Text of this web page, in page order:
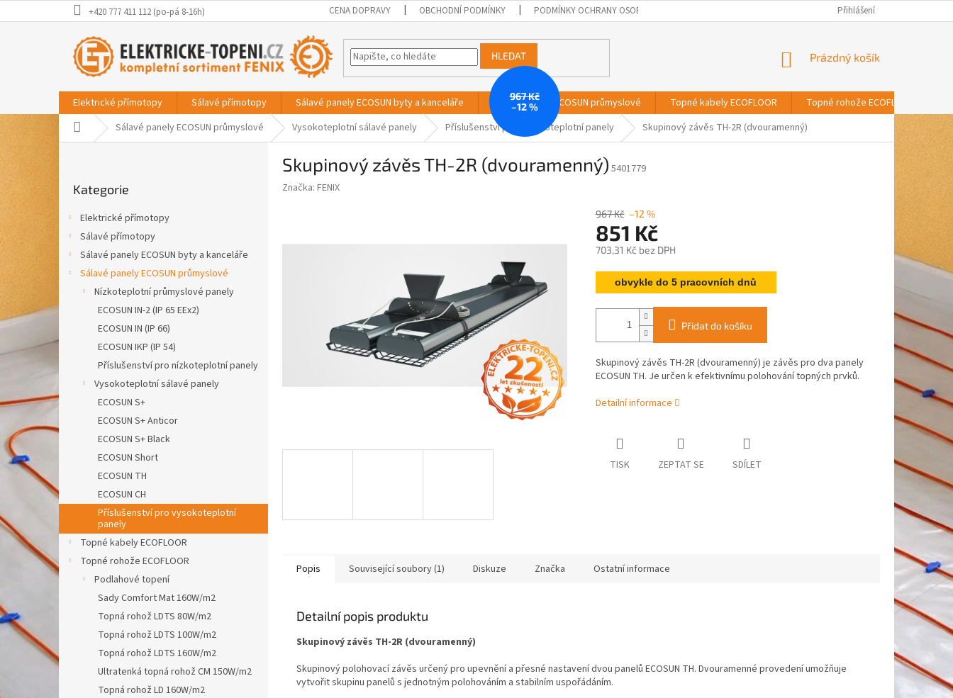
na
+420 777 411 112 (po-pá 8-16h) CENA DOPRAVY OBCHODNÍ PODMÍNKY PODMÍNKY OCHRANY OSOBNÍCH ÚDAJŮ Přihlášení
HLEDAT
NÁKUPNÍ
Prázdný košík
Elektrické přímotopy Sálavé přímotopy Sálavé panely ECOSUN byty a kanceláře Sálavé panely ECOSUN průmyslové Topné kabely ECOFLOOR Topné rohože ECOFLOOR
Domů Sálavé panely ECOSUN průmyslové Vysokoteplotní sálavé panely Příslušenství pro vysokoteplotní panely Skupinový závěs TH-2R (dvouramenný)
a
e
kategorie
Kategorie
Elektrické přímotopy
Sálavé přímotopy
Sálavé panely ECOSUN byty a kanceláře
Sálavé panely ECOSUN průmyslové
Nízkoteplotní průmyslové panely
ECOSUN IN-2 (IP 65 EEx2)
ECOSUN IN (IP 66)
ECOSUN IKP (IP 54)
Příslušenství pro nízkoteplotní panely
Vysokoteplotní sálavé panely
ECOSUN S+
ECOSUN S+ Anticor
ECOSUN S+ Black
ECOSUN Short
ECOSUN TH
ECOSUN CH
Příslušenství pro vysokoteplotní
panely
Topné kabely ECOFLOOR
Topné rohože ECOFLOOR
Podlahové topení
Sady Comfort Mat 160W/m2
Topná rohož LDTS 80W/m2
Topná rohož LDTS 100W/m2
Topná rohož LDTS 160W/m2
Ultratenká topná rohož CM 150W/m2
Topná rohož LD 160W/m2
Skupinový závěs TH-2R (dvouramenný) 5401779
Značka: FENIX
967 Kč
–12 %
967 Kč –12 %
851 Kč
703,31 Kč bez DPH
Měrná
cena:obvykle do 5 pracovních dnů
Přidat do košíku
Skupinový závěs TH-2R (dvouramenný) je závěs pro dva panely
ECOSUN TH. Je určen k efektivnímu polohování topných prvků.
Detailní informace
TISK ZEPTAT SE SDÍLET
Popis Související soubory (1) Diskuze Značka Ostatní informace
Detailní popis produktu
Skupinový závěs TH-2R (dvouramenný)
Skupinový polohovací závěs určený pro upevnění a přesné nastavení dvou panelů ECOSUN TH. Dvouramenné provedení umožňuje
vytvořit skupinu panelů s jednotným polohováním a stabilním uspořádáním.